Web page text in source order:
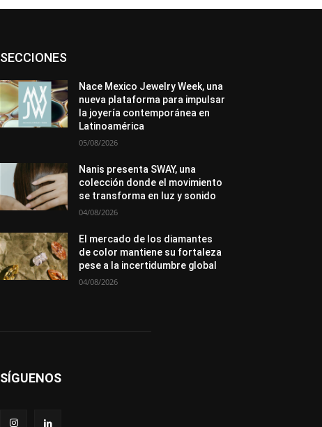
SECCIONESAsociaciones
En tendencia
In memoriam
La Pluma de Pedro Pérez
México
Mundo Técnico
Novedades
Opiniones
Perspectiva
Premios
Secciones
Sin categoría
Nace Mexico Jewelry Week, una
nueva plataforma para impulsar
la joyería contemporánea en
Latinoamérica
05/08/2026
Nanis presenta SWAY, una
colección donde el movimiento
se transforma en luz y sonido
04/08/2026
El mercado de los diamantes
de color mantiene su fortaleza
pese a la incertidumbre global
04/08/2026
SÍGUENOS